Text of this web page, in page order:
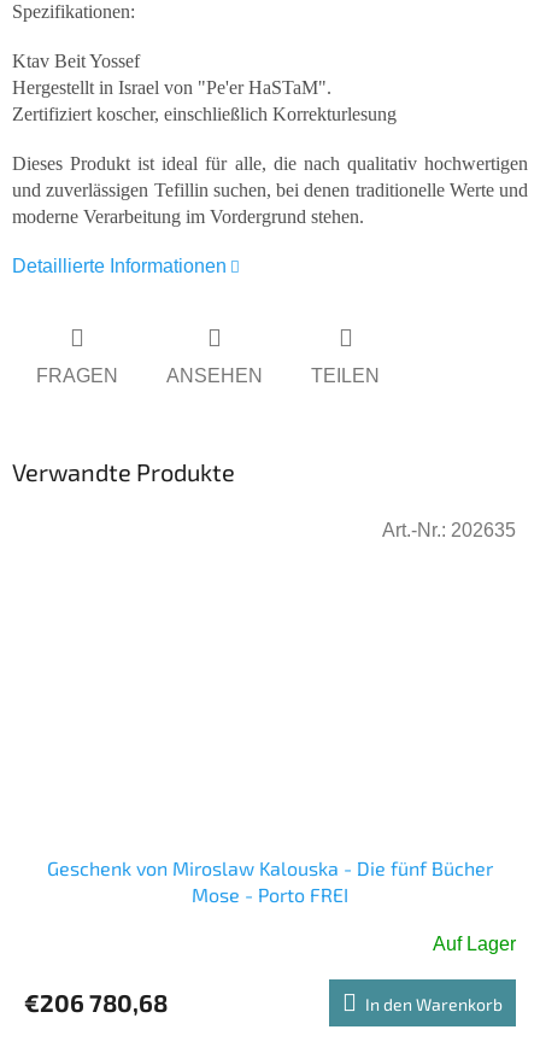
Spezifikationen:
Ktav Beit Yossef
Hergestellt in Israel von "Pe'er HaSTaM".
Zertifiziert koscher, einschließlich Korrekturlesung
Dieses Produkt ist ideal für alle, die nach qualitativ hochwertigen
und zuverlässigen Tefillin suchen, bei denen traditionelle Werte und
moderne Verarbeitung im Vordergrund stehen.
Detaillierte Informationen
FRAGEN ANSEHEN TEILEN
Verwandte Produkte
Geschenk von Miroslaw Kalouska - Die fünf Bücher
Mose - Porto FREI
Auf Lager
€206 780,68 In den Warenkorb
Art.-Nr.: 202635